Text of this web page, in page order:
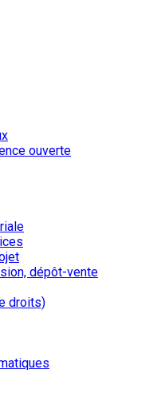
ouverte
dépôt-vente
droits)